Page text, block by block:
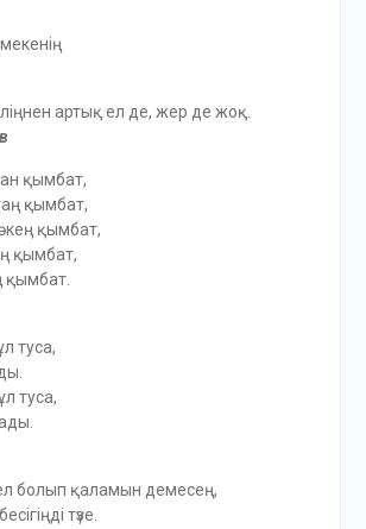
артық ел де, жер де жоқ.
қымбат,
қымбат,
қымбат,
қымбат,
қымбат.
туса,
туса,
болып қаламын демесең,
түзе.